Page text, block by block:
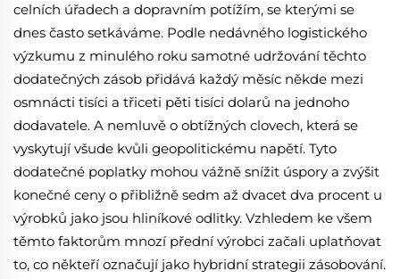
celních úřadech a dopravním potížím, se kterými se
dnes často setkáváme. Podle nedávného logistického
výzkumu z minulého roku samotné udržování těchto
dodatečných zásob přidává každý měsíc někde mezi
osmnácti tisíci a třiceti pěti tisíci dolarů na jednoho
dodavatele. A nemluvě o obtížných clovech, která se
vyskytují všude kvůli geopolitickému napětí. Tyto
dodatečné poplatky mohou vážně snížit úspory a zvýšit
konečné ceny o přibližně sedm až dvacet dva procent u
výrobků jako jsou hliníkové odlitky. Vzhledem ke všem
těmto faktorům mnozí přední výrobci začali uplatňovat
to, co někteří označují jako hybridní strategii zásobování.